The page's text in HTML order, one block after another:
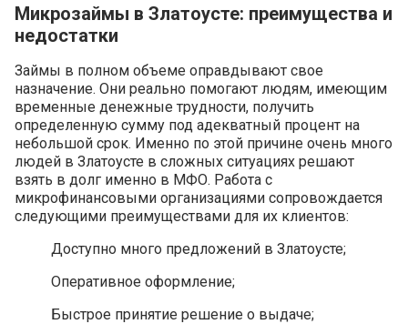
Микрозаймы в Златоусте: преимущества и
недостатки
Займы в полном объеме оправдывают свое
назначение. Они реально помогают людям, имеющим
временные денежные трудности, получить
определенную сумму под адекватный процент на
небольшой срок. Именно по этой причине очень много
людей в Златоусте в сложных ситуациях решают
взять в долг именно в МФО. Работа с
микрофинансовыми организациями сопровождается
следующими преимуществами для их клиентов:
Доступно много предложений в Златоусте;
Оперативное оформление;
Быстрое принятие решение о выдаче;